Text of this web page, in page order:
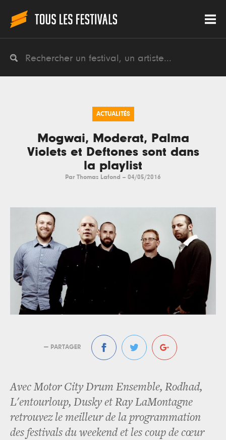
ACTUALITÉS
Mogwai, Moderat, Palma
Violets et Deftones sont dans
la playlist
Par Thomas Lafond -- 04/05/2016
— PARTAGER
Avec Motor City Drum Ensemble, Rodhad,
L'entourloup, Dusky et Ray LaMontagne
retrouvez le meilleur de la programmation
des festivals du weekend et les coup de cœur